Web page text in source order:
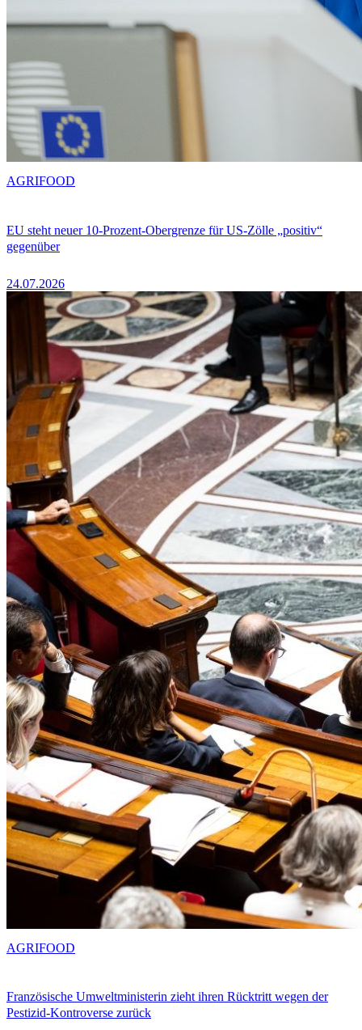
EU steht neuer 10-Prozent-Obergrenze für US-Zölle „positiv“
gegenüber
24.07.2026
AGRIFOOD
Französische Umweltministerin zieht ihren Rücktritt wegen der
Pestizid-Kontroverse zurück
AGRIFOOD